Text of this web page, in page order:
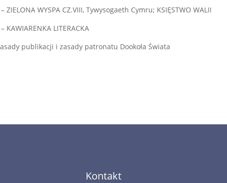
ZIELONA WYSPA CZ.VIII, Tywysogaeth Cymru; KSIĘSTWO WALII
KAWIARENKA LITERACKA
publikacji i zasady patronatu Dookoła Świata
Kontakt